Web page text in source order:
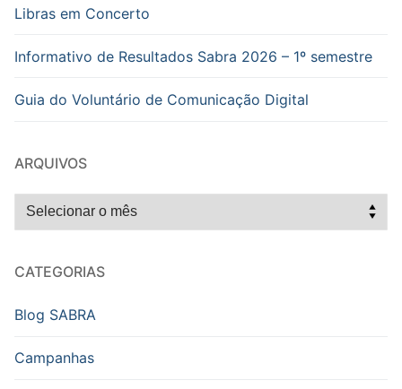
Libras em Concerto
Informativo de Resultados Sabra 2026 – 1º semestre
Guia do Voluntário de Comunicação Digital
ARQUIVOS
Arquivos
CATEGORIAS
Blog SABRA
Campanhas